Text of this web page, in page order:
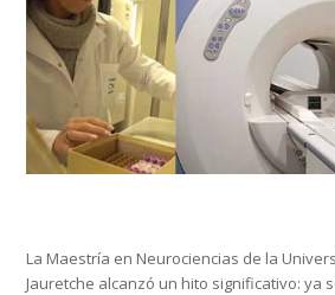
La Maestría en Neurociencias de la
Jauretche alcanzó un hito significativo: ya